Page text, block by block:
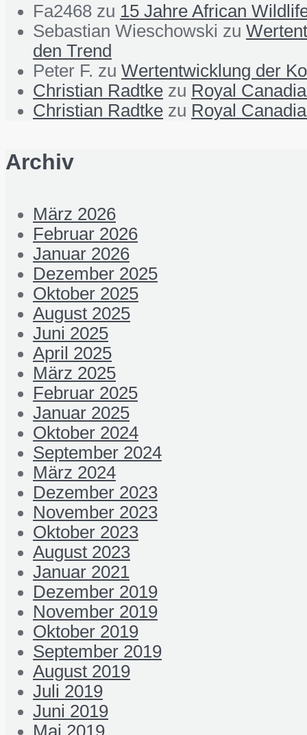
Fa2468 zu 15 Jahre African
Sebastian Wieschowski zu
den Trend
Peter F. zu Wertentwicklung der
Christian Radtke zu Royal
Christian Radtke zu Royal
Archiv
März 2026
Februar 2026
Januar 2026
Dezember 2025
Oktober 2025
August 2025
Juni 2025
April 2025
März 2025
Februar 2025
Januar 2025
Oktober 2024
September 2024
März 2024
Dezember 2023
November 2023
Oktober 2023
August 2023
Januar 2021
Dezember 2019
November 2019
Oktober 2019
September 2019
August 2019
Juli 2019
Juni 2019
Mai 2019